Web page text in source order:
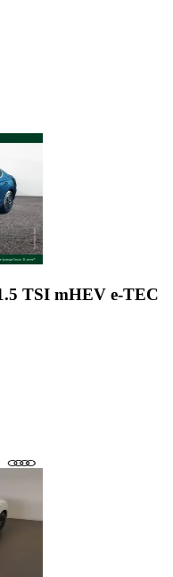
TSI mHEV e-TEC